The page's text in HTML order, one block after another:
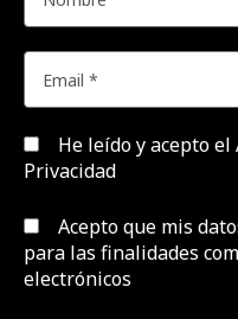
He leído y acepto el
Privacidad
Acepto que mis
para las finalidades
electrónicos